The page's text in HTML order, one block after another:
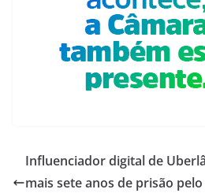
Influenciador digital de
mais sete anos de prisão